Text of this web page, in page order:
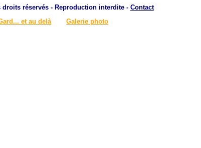
droits réservés - Reproduction interdite - Contact
et au delà Galerie photo